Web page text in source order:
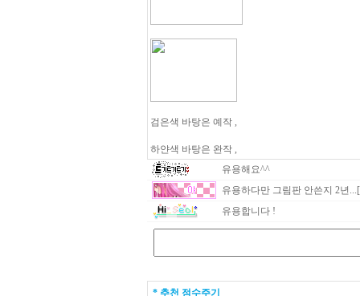
검은색 바탕은 예작 ,
하얀색 바탕은 완작 ,
유용해요^^
유용하다만 그림판 안쓴지 2년
유용합니다 !
* 추천 점수주기